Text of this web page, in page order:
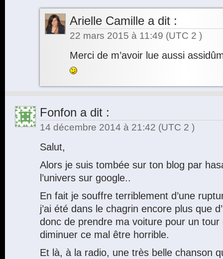
Arielle Camille a dit :
22 mars 2015 à 11:49 (UTC 2 )
Merci de m’avoir lue aussi
Fonfon a dit :
14 décembre 2014 à 21:42 (UTC 2 )
Salut,
Alors je suis tombée sur ton blog par
l’univers sur google..
En fait je souffre terriblement d’une
j’ai été dans le chagrin encore plus que
donc de prendre ma voiture pour un tour
diminuer ce mal être horrible.
Et là, à la radio, une très belle chanson